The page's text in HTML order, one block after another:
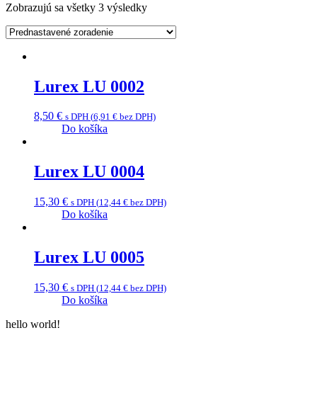
Zobrazujú sa všetky 3 výsledky
Lurex LU 0002
8,50 € s DPH (6,91 € bez DPH)
Do košíka
Lurex LU 0004
15,30 € s DPH (12,44 € bez DPH)
Do košíka
Lurex LU 0005
15,30 € s DPH (12,44 € bez DPH)
Do košíka
hello world!